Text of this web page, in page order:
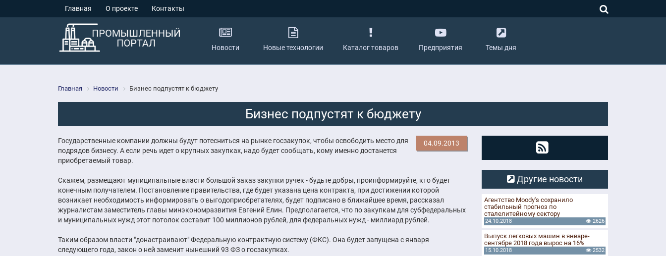
Главная О проекте Контакты
Новости Новые технологии Каталог товаров Предприятия Темы дня
Главная Новости Бизнес подпустят к бюджету
Бизнес подпустят к бюджету
04.09.2013
Государственные компании должны будут потесниться на рынке госзакупок, чтобы освободить место для
подрядов бизнесу. А если речь идет о крупных закупках, надо будет сообщать, кому именно достанется
приобретаемый товар.
Скажем, размещают муниципальные власти большой заказ закупки ручек - будьте добры, проинформируйте, кто будет
конечным получателем. Постановление правительства, где будет указана цена контракта, при достижении которой
возникает необходимость информировать о выгодоприобретателях, будет подписано в ближайшее время, рассказал
журналистам заместитель главы минэкономразвития Евгений Елин. Предполагается, что по закупкам для субфедеральных
и муниципальных нужд этот потолок составит 100 миллионов рублей, для федеральных нужд - миллиард рублей.
Таким образом власти "донастраивают" Федеральную контрактную систему (ФКС). Она будет запущена с января
следующего года, закон о ней заменит нынешний 93 ФЗ о госзакупках.
Другие новости
Агентство Moody's сохранило
стабильный прогноз по
сталелитейному сектору
24.10.2018 2626
Выпуск легковых машин в январе-
сентябре 2018 года вырос на 16%
15.10.2018 2532